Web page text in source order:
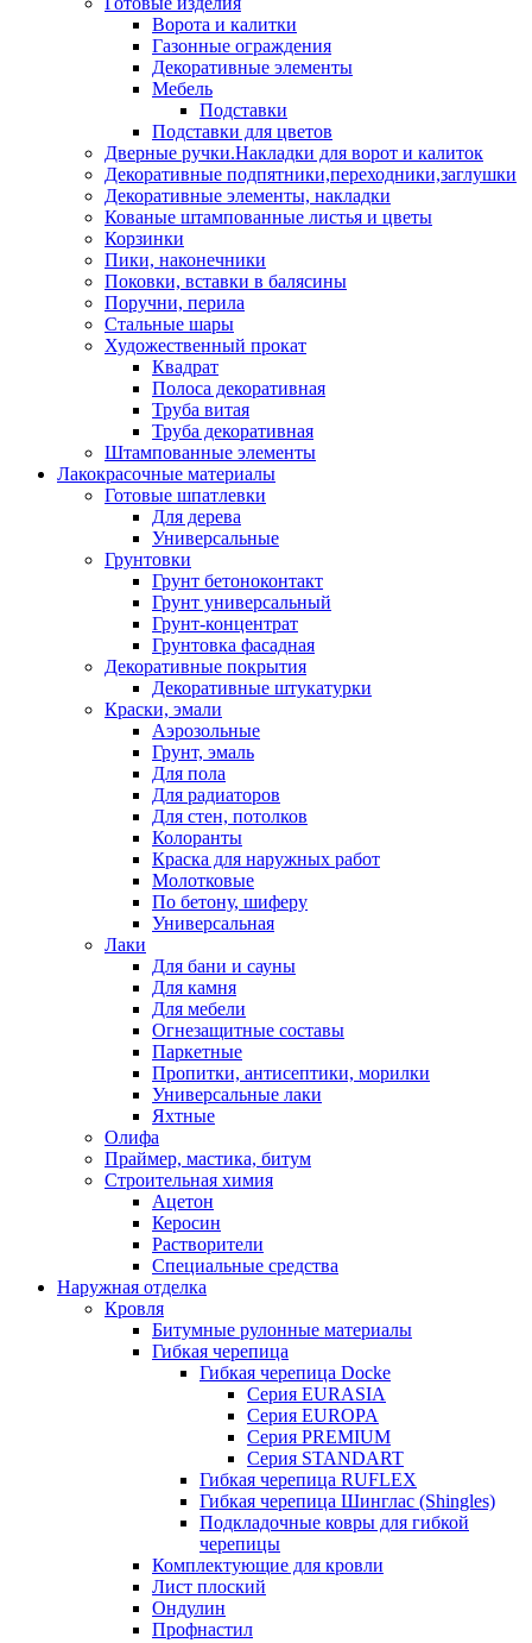
Ворота и калитки
Газонные ограждения
Декоративные элементы
Мебель
Подставки
Подставки для цветов
Дверные ручки.Накладки для ворот и калиток
Декоративные подпятники,переходники,заглушки
Декоративные элементы, накладки
Кованые штампованные листья и цветы
Корзинки
Пики, наконечники
Поковки, вставки в балясины
Поручни, перила
Стальные шары
Художественный прокат
Квадрат
Полоса декоративная
Труба витая
Труба декоративная
Штампованные элементы
Лакокрасочные материалы
Готовые шпатлевки
Для дерева
Универсальные
Грунтовки
Грунт бетоноконтакт
Грунт универсальный
Грунт-концентрат
Грунтовка фасадная
Декоративные покрытия
Декоративные штукатурки
Краски, эмали
Аэрозольные
Грунт, эмаль
Для пола
Для радиаторов
Для стен, потолков
Колоранты
Краска для наружных работ
Молотковые
По бетону, шиферу
Универсальная
Лаки
Для бани и сауны
Для камня
Для мебели
Огнезащитные составы
Паркетные
Пропитки, антисептики, морилки
Универсальные лаки
Яхтные
Олифа
Праймер, мастика, битум
Строительная химия
Ацетон
Керосин
Растворители
Специальные средства
Наружная отделка
Кровля
Битумные рулонные материалы
Гибкая черепица
Гибкая черепица Docke
Серия EURASIA
Серия EUROPA
Серия PREMIUM
Серия STANDART
Гибкая черепица RUFLEX
Гибкая черепица Шинглас (Shingles)
Подкладочные ковры для гибкой
черепицы
Комплектующие для кровли
Лист плоский
Ондулин
Профнастил